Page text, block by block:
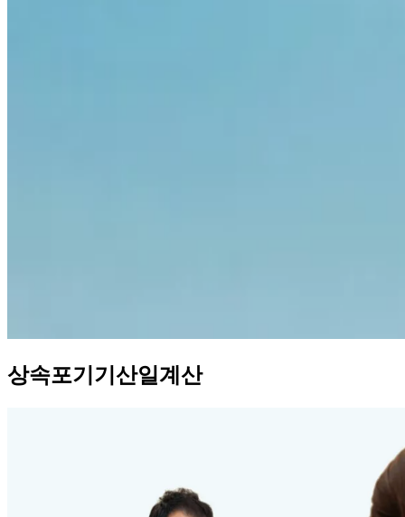
상속포기기산일계산